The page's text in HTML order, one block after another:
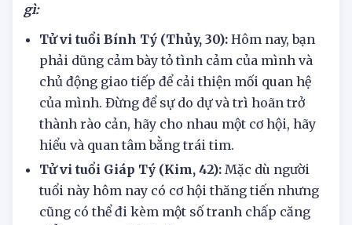
Tử vi hôm nay 22/6/2025 tuổi Tý cần lưu ý điều
Tử vi tuổi Bính Tý (Thủy, 30):Hôm nay, bạn
phải dũng cảm bày tỏ tình cảm của mình và
chủ động giao tiếp để cải thiện mối quan hệ
của mình. Đừng để sự do dự và trì hoãn trở
thành rào cản, hãy cho nhau một cơ hội, hãy
hiểu và quan tâm bằng trái tim.
Tử vi tuổi Giáp Tý (Kim, 42):Mặc dù người
tuổi này hôm nay có cơ hội thăng tiến nhưng